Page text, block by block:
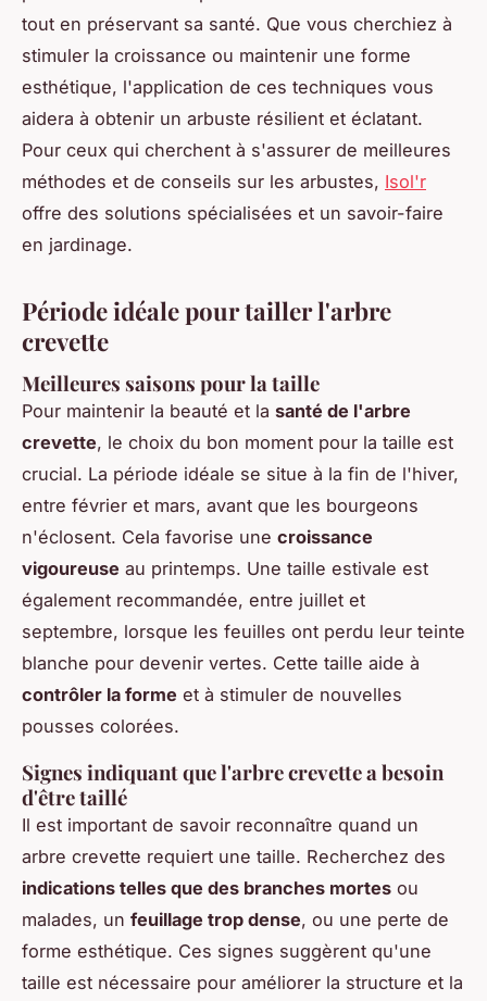
tout en préservant sa santé. Que vous cherchiez à
stimuler la croissance ou maintenir une forme
esthétique, l'application de ces techniques vous
aidera à obtenir un arbuste résilient et éclatant.
Pour ceux qui cherchent à s'assurer de meilleures
méthodes et de conseils sur les arbustes, Isol'r
offre des solutions spécialisées et un savoir-faire
en jardinage.
Période idéale pour tailler l'arbre
crevette
Meilleures saisons pour la taille
Pour maintenir la beauté et la santé de l'arbre
crevette, le choix du bon moment pour la taille est
crucial. La période idéale se situe à la fin de l'hiver,
entre février et mars, avant que les bourgeons
n'éclosent. Cela favorise une croissance
vigoureuse au printemps. Une taille estivale est
également recommandée, entre juillet et
septembre, lorsque les feuilles ont perdu leur teinte
blanche pour devenir vertes. Cette taille aide à
contrôler la forme et à stimuler de nouvelles
pousses colorées.
Signes indiquant que l'arbre crevette a besoin
d'être taillé
Il est important de savoir reconnaître quand un
arbre crevette requiert une taille. Recherchez des
indications telles que des branches mortes ou
malades, un feuillage trop dense, ou une perte de
forme esthétique. Ces signes suggèrent qu'une
taille est nécessaire pour améliorer la structure et la